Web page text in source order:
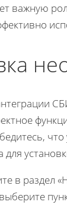
важную
для
в раздел